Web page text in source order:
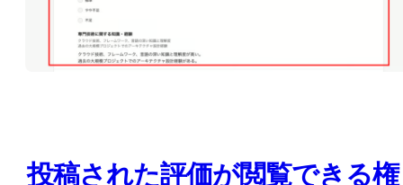
投稿された評価が閲覧できる権